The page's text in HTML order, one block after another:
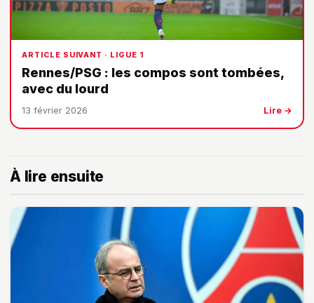
ARTICLE SUIVANT · LIGUE 1
Rennes/PSG : les compos sont tombées,
avec du lourd
13 février 2026 Lire →
À lire ensuite